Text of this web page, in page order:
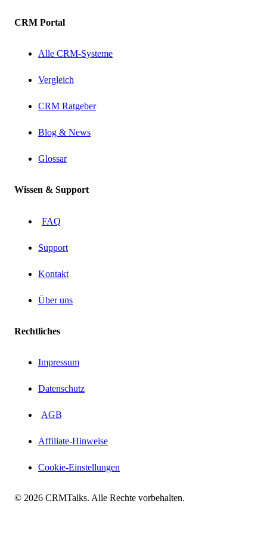
CRM Portal
Alle CRM-Systeme
Vergleich
CRM Ratgeber
Blog & News
Glossar
Wissen & Support
FAQ
Support
Kontakt
Über uns
Rechtliches
Impressum
Datenschutz
AGB
Affiliate-Hinweise
Cookie-Einstellungen
© 2026 CRMTalks. Alle Rechte vorbehalten.